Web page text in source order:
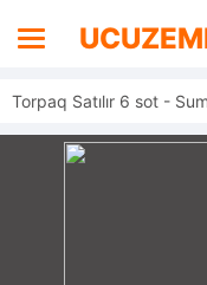
Torpaq Satılır 6 sot -